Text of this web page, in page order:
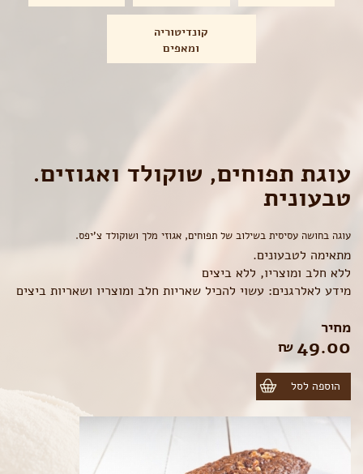
קונדיטוריה
ומאפים
עוגת תפוחים, שוקולד ואגוזים.
טבעונית
עוגה בחושה עסיסית בשילוב של תפוחים, אגוזי מלך ושוקולד צ'יפס.
מתאימה לטבעונים.
ללא חלב ומוצריו, ללא ביצים
מידע לאלרגנים: עשוי להכיל שאריות חלב ומוצריו ושאריות ביצים
מחיר
49.00
₪
הוספה לסל